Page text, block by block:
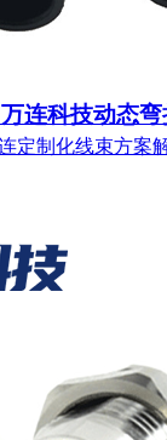
连科技动态
定制化线束方案